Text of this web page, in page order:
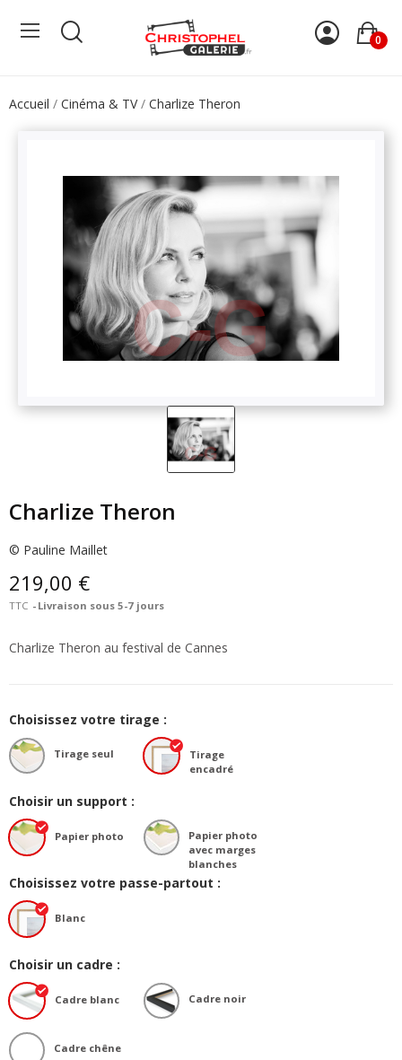
0
Accueil Cinéma & TV Charlize Theron
Charlize Theron
© Pauline Maillet
219,00 €
TTC Livraison sous 5-7 jours
Charlize Theron au festival de Cannes
Choisissez votre tirage :
Tirage seul
Tirage
encadré
Choisir un support :
Papier photo
Papier photo
avec marges
blanches
Choisissez votre passe-partout :
Blanc
Choisir un cadre :
Cadre blanc Cadre noir
Cadre chêne